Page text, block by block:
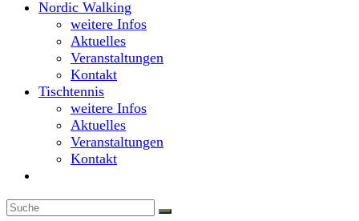
Nordic Walking
weitere Infos
Aktuelles
Veranstaltungen
Kontakt
Tischtennis
weitere Infos
Aktuelles
Veranstaltungen
Kontakt